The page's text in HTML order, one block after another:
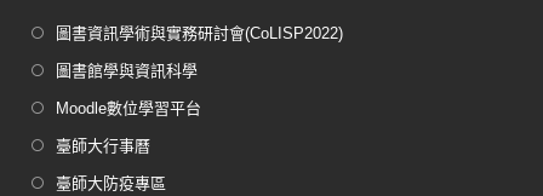
圖書資訊學術與實務研討會(CoLISP2022)
圖書館學與資訊科學
Moodle數位學習平台
臺師大行事曆
臺師大防疫專區